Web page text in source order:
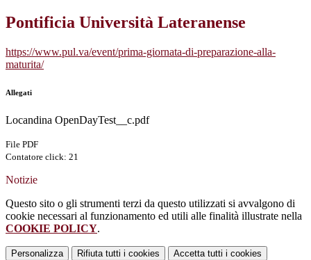
Pontificia Università Lateranense
https://www.pul.va/event/prima-giornata-di-preparazione-alla-
maturita/
Allegati
Locandina OpenDayTest__c.pdf
File PDF
Contatore click: 21
Notizie
Questo sito o gli strumenti terzi da questo utilizzati si avvalgono di
cookie necessari al funzionamento ed utili alle finalità illustrate nella
COOKIE POLICY.
Personalizza Rifiuta tutti i cookies Accetta tutti i cookies